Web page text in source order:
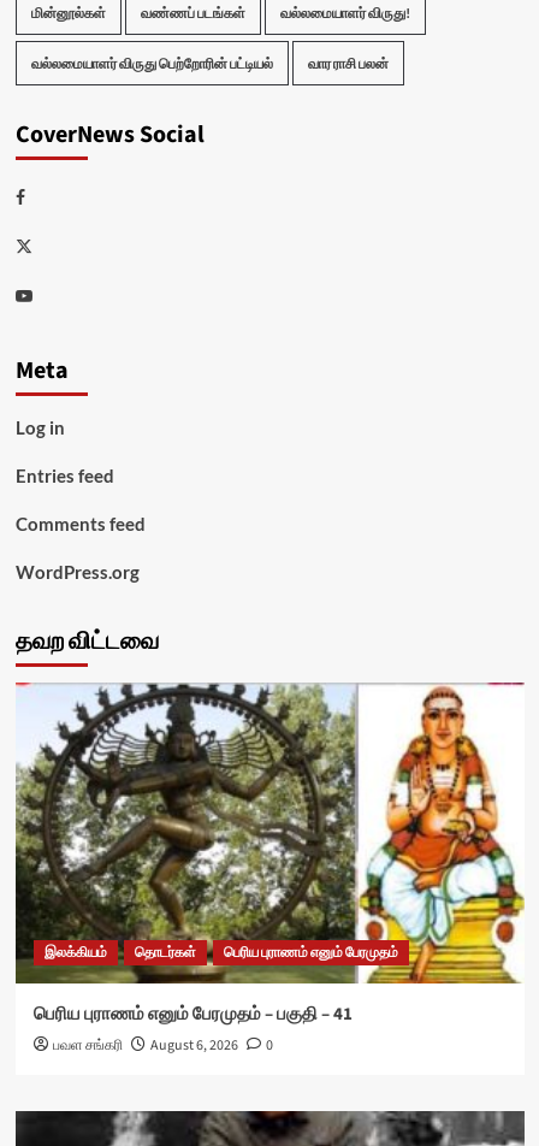
மின்னூல்கள் வண்ணப் படங்கள் வல்லமையாளர் விருது!
வல்லமையாளர் விருது பெற்றோரின் பட்டியல் வார ராசி பலன்
CoverNews Social
Facebook
Twitter
Youtube
Meta
Log in
Entries feed
Comments feed
WordPress.org
தவற விட்டவை
இலக்கியம் தொடர்கள் பெரிய புராணம் எனும் பேரமுதம்
பெரிய புராணம் எனும் பேரமுதம் – பகுதி – 41
பவள சங்கரி August 6, 2026 0